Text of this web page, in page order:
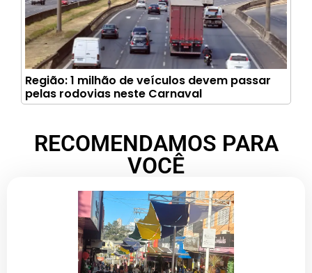
Região: 1 milhão de veículos devem passar
pelas rodovias neste Carnaval
RECOMENDAMOS PARA
VOCÊ